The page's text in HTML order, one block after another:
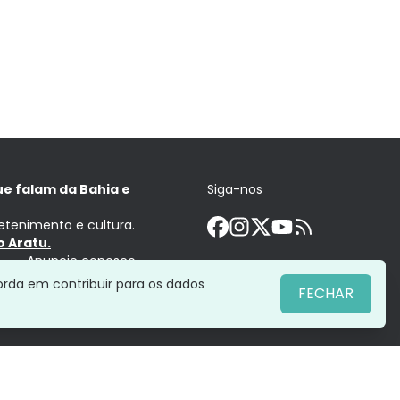
falam da Bahia e
e cultura.
Aratu.
Anuncie conosco
Siga-nos
em contribuir para os dados
FECHAR